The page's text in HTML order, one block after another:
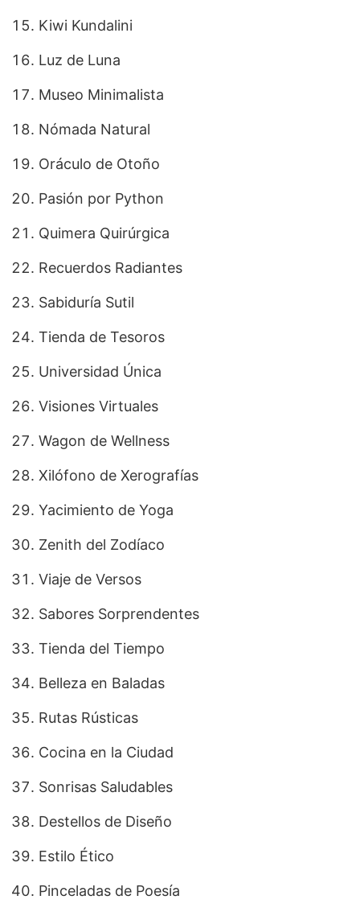
Kiwi Kundalini
Luz de Luna
Museo Minimalista
Nómada Natural
Oráculo de Otoño
Pasión por Python
Quimera Quirúrgica
Recuerdos Radiantes
Sabiduría Sutil
Tienda de Tesoros
Universidad Única
Visiones Virtuales
Wagon de Wellness
Xilófono de Xerografías
Yacimiento de Yoga
Zenith del Zodíaco
Viaje de Versos
Sabores Sorprendentes
Tienda del Tiempo
Belleza en Baladas
Rutas Rústicas
Cocina en la Ciudad
Sonrisas Saludables
Destellos de Diseño
Estilo Ético
Pinceladas de Poesía